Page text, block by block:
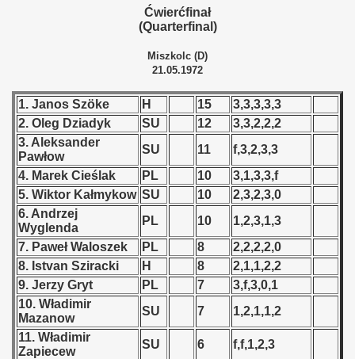
Ćwierćfinał
(Quarterfinal)
Miszkolc (D)
21.05.1972
1. Janos Szöke H 15
3,3,3,3,3
2. Oleg Dziadyk
SU 12
3,3,2,2,2
3. Aleksander
Pawłow
SU 11
f,3,2,3,3
4. Marek Cieślak
PL 10
3,1,3,3,f
5. Wiktor Kałmykow SU 10
2,3,2,3,0
6. Andrzej
Wyglenda
PL 10
1,2,3,1,3
7. Paweł Waloszek
PL 8
2,2,2,2,0
8. Istvan Sziracki
H 8
2,1,1,2,2
9. Jerzy Gryt
PL 7
3,f,3,0,1
10. Władimir
Mazanow
SU 7
1,2,1,1,2
11. Władimir
Zapiecew
SU 6
f,f,1,2,3
Zealand Qualification) - 1972
- 1972
- 1972
- 1972
Qualification) - 1972
Qualifications) - 1972
Qualification) - 1972